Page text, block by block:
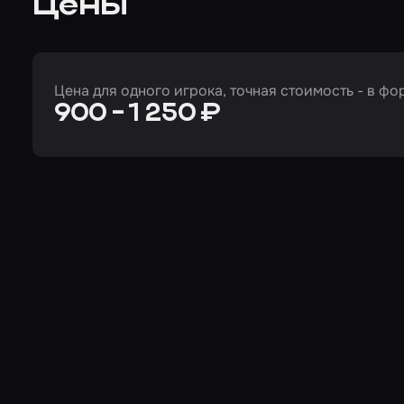
Цены
Цена для одного игрока, точная стоимость - в
900 - 1 250 ₽